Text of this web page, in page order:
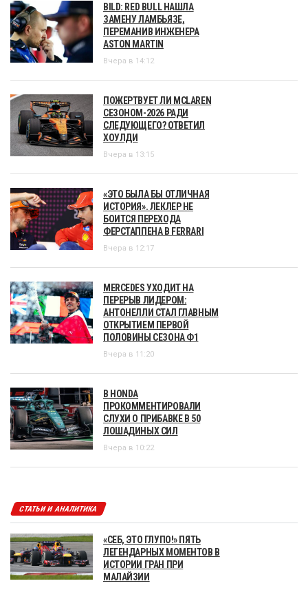
BILD: RED BULL НАШЛА
ЗАМЕНУ ЛАМБЬЯЗЕ,
ПЕРЕМАНИВ ИНЖЕНЕРА
ASTON MARTIN
Вчера в 14:12
ПОЖЕРТВУЕТ ЛИ MCLAREN
СЕЗОНОМ-2026 РАДИ
СЛЕДУЮЩЕГО? ОТВЕТИЛ
ХОУЛДИ
Вчера в 13:15
«ЭТО БЫЛА БЫ ОТЛИЧНАЯ
ИСТОРИЯ». ЛЕКЛЕР НЕ
БОИТСЯ ПЕРЕХОДА
ФЕРСТАППЕНА В FERRARI
Вчера в 12:17
MERCEDES УХОДИТ НА
ПЕРЕРЫВ ЛИДЕРОМ:
АНТОНЕЛЛИ СТАЛ ГЛАВНЫМ
ОТКРЫТИЕМ ПЕРВОЙ
ПОЛОВИНЫ СЕЗОНА Ф1
Вчера в 11:20
В HONDA
ПРОКОММЕНТИРОВАЛИ
СЛУХИ О ПРИБАВКЕ В 50
ЛОШАДИНЫХ СИЛ
Вчера в 10:22
СТАТЬИ И АНАЛИТИКА
«СЕБ, ЭТО ГЛУПО!» ПЯТЬ
ЛЕГЕНДАРНЫХ МОМЕНТОВ В
ИСТОРИИ ГРАН ПРИ
МАЛАЙЗИИ